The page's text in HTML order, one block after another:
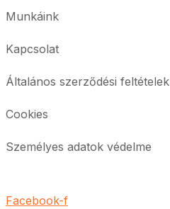
Munkáink
Kapcsolat
Általános szerződési feltételek
Cookies
Személyes adatok védelme
Facebook-f